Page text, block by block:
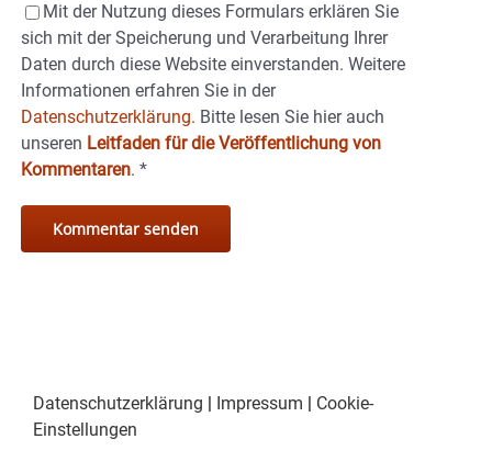
Mit der Nutzung dieses Formulars erklären Sie
sich mit der Speicherung und Verarbeitung Ihrer
Daten durch diese Website einverstanden. Weitere
Informationen erfahren Sie in der
Datenschutzerklärung. Bitte lesen Sie hier auch
unseren Leitfaden für die Veröffentlichung von
Kommentaren. *
Datenschutzerklärung | Impressum | Cookie-
Einstellungen